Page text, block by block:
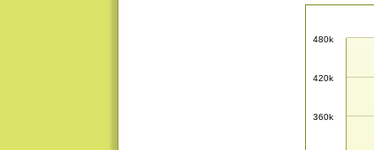
360k
420k
480k